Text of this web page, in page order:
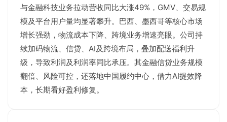
与金融科技业务拉动营收同比大涨49%，GMV、交易规
模及平台用户量均显著攀升。巴西、墨西哥等核心市场
增长强劲，物流成本下降、跨境业务增速亮眼。公司持
续加码物流、信贷、AI及跨境布局，叠加配送福利升
级，导致利润及利润率同比承压。其金融信贷业务规模
翻倍、风险可控，还落地中国履约中心，借力AI提效降
本，长期看好盈利修复。